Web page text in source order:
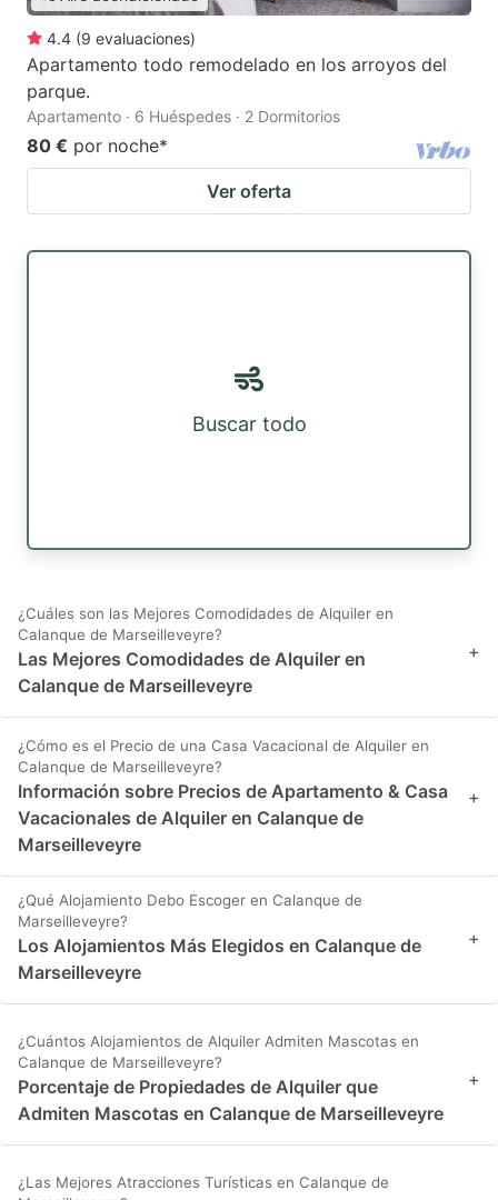
4.4 (9 evaluaciones)
Apartamento todo remodelado en los arroyos del
parque.
Apartamento · 6 Huéspedes · 2 Dormitorios
80 € por noche*
Ver oferta
Buscar todo
¿Cuáles son las Mejores Comodidades de Alquiler en
Calanque de Marseilleveyre?
Las Mejores Comodidades de Alquiler en
Calanque de Marseilleveyre
+
¿Cómo es el Precio de una Casa Vacacional de Alquiler en
Calanque de Marseilleveyre?
Información sobre Precios de Apartamento & Casa
Vacacionales de Alquiler en Calanque de
Marseilleveyre
+
¿Qué Alojamiento Debo Escoger en Calanque de
Marseilleveyre?
Los Alojamientos Más Elegidos en Calanque de
Marseilleveyre
+
¿Cuántos Alojamientos de Alquiler Admiten Mascotas en
Calanque de Marseilleveyre?
Porcentaje de Propiedades de Alquiler que
Admiten Mascotas en Calanque de Marseilleveyre
+
¿Las Mejores Atracciones Turísticas en Calanque de